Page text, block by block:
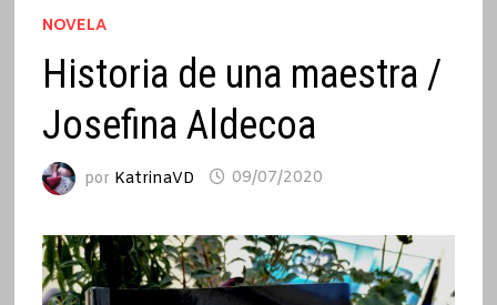
NOVELA
Historia de una maestra /
Josefina Aldecoa
por KatrinaVD 09/07/2020